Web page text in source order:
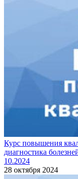
Курс повышения
диагностика
10.2024
28 октября 2024